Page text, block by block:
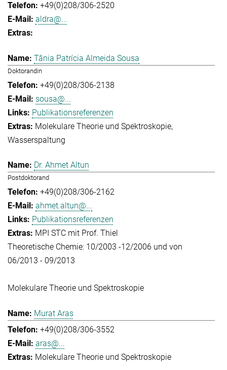
+49(0)208/306-2520
aldra@...
Tânia Patrícia Almeida Sousa
Doktorandin
+49(0)208/306-2138
sousa@...
Publikationsreferenzen
Molekulare Theorie und Spektroskopie
Wasserspaltung
Dr. Ahmet Altun
Postdoktorand
+49(0)208/306-2162
ahmet.altun@...
Publikationsreferenzen
MPI STC mit Prof. Thiel
Theoretische Chemie: 10/2003 -12/2006 und von
06/2013 - 09/2013
Molekulare Theorie und Spektroskopie
Murat Aras
+49(0)208/306-3552
aras@...
Molekulare Theorie und Spektroskopie